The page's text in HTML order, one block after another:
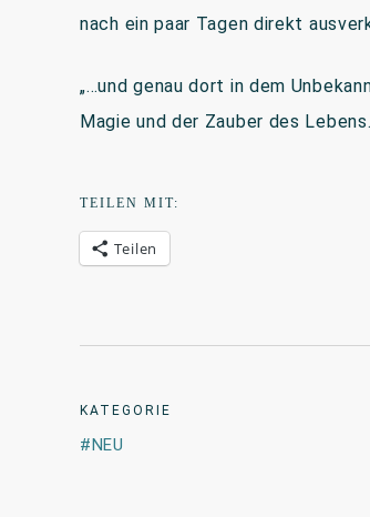
nach ein paar Tagen direkt
„…und genau dort in dem
Magie und der Zauber des
TEILEN MIT:
Teilen
KATEGORIE
NEU